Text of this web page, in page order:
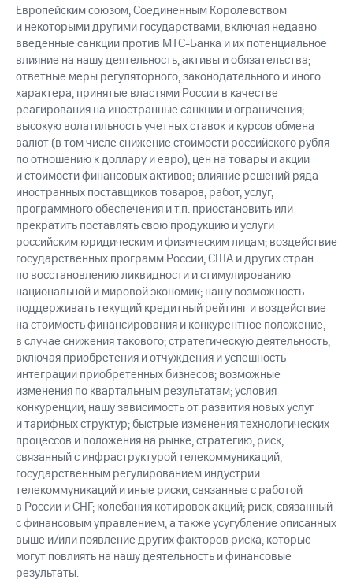
Европейским союзом, Соединенным Королевством
и некоторыми другими государствами, включая недавно
введенные санкции против МТС-Банка и их потенциальное
влияние на нашу деятельность, активы и обязательства;
ответные меры регуляторного, законодательного и иного
характера, принятые властями России в качестве
реагирования на иностранные санкции и ограничения;
высокую волатильность учетных ставок и курсов обмена
валют (в том числе снижение стоимости российского рубля
по отношению к доллару и евро), цен на товары и акции
и стоимости финансовых активов; влияние решений ряда
иностранных поставщиков товаров, работ, услуг,
программного обеспечения и т.п. приостановить или
прекратить поставлять свою продукцию и услуги
российским юридическим и физическим лицам; воздействие
государственных программ России, США и других стран
по восстановлению ликвидности и стимулированию
национальной и мировой экономик; нашу возможность
поддерживать текущий кредитный рейтинг и воздействие
на стоимость финансирования и конкурентное положение,
в случае снижения такового; стратегическую деятельность,
включая приобретения и отчуждения и успешность
интеграции приобретенных бизнесов; возможные
изменения по квартальным результатам; условия
конкуренции; нашу зависимость от развития новых услуг
и тарифных структур; быстрые изменения технологических
процессов и положения на рынке; стратегию; риск,
связанный с инфраструктурой телекоммуникаций,
государственным регулированием индустрии
телекоммуникаций и иные риски, связанные с работой
в России и СНГ; колебания котировок акций; риск, связанный
с финансовым управлением, а также усугубление описанных
выше и/или появление других факторов риска, которые
могут повлиять на нашу деятельность и финансовые
результаты.